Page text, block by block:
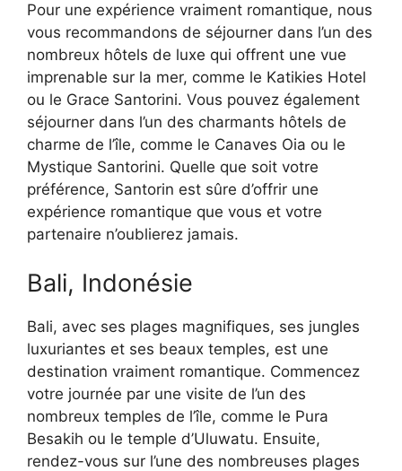
Pour une expérience vraiment romantique, nous
vous recommandons de séjourner dans l’un des
nombreux hôtels de luxe qui offrent une vue
imprenable sur la mer, comme le Katikies Hotel
ou le Grace Santorini. Vous pouvez également
séjourner dans l’un des charmants hôtels de
charme de l’île, comme le Canaves Oia ou le
Mystique Santorini. Quelle que soit votre
préférence, Santorin est sûre d’offrir une
expérience romantique que vous et votre
partenaire n’oublierez jamais.
Bali, Indonésie
Bali, avec ses plages magnifiques, ses jungles
luxuriantes et ses beaux temples, est une
destination vraiment romantique. Commencez
votre journée par une visite de l’un des
nombreux temples de l’île, comme le Pura
Besakih ou le temple d’Uluwatu. Ensuite,
rendez-vous sur l’une des nombreuses plages